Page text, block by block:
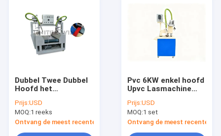
Dubbel Twee Dubbel
Hoofd het
die van Upvc van de
Lassenmachine
Machine maken
Prijs:USD
MOQ:1 reeks
Ontvang de meest recente Prijs
Pvc 6KW enkel hoofd
Upvc Lasmachine
werking Betrouwbare
Lassterkte
Prijs:USD
MOQ:1 set
Ontvang de meest recente